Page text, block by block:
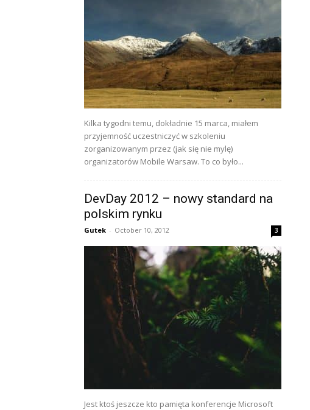
Kilka tygodni temu, dokładnie 15 marca, miałem
przyjemność uczestniczyć w szkoleniu
zorganizowanym przez (jak się nie mylę)
organizatorów Mobile Warsaw. To co było...
DevDay 2012 – nowy standard na
polskim rynku
Gutek - October 10, 2012 3
Jest ktoś jeszcze kto pamięta konferencje Microsoft